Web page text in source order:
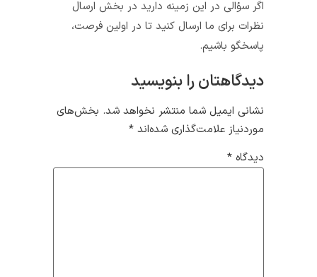
اگر سؤالی در این زمینه دارید در بخش ارسال
نظرات برای ما ارسال کنید تا در اولین فرصت،
پاسخگو باشیم.
دیدگاهتان را بنویسید
نشانی ایمیل شما منتشر نخواهد شد. بخش‌های
موردنیاز علامت‌گذاری شده‌اند*